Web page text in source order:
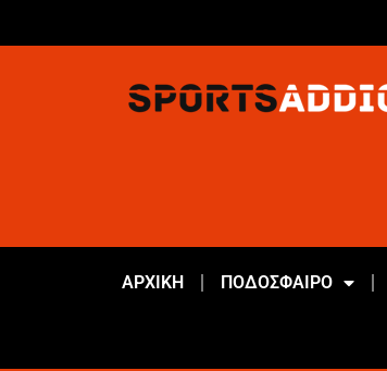
ΑΡΧΙΚΗ ΠΟΔΟΣΦΑΙΡΟ